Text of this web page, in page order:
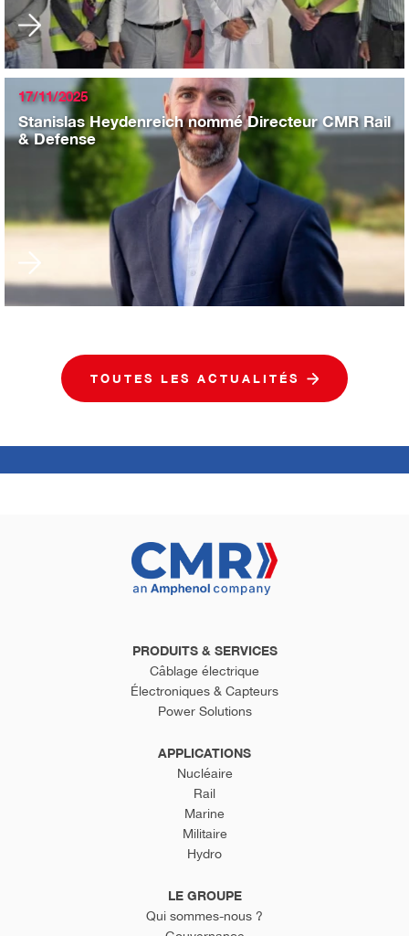
17/11/2025
Stanislas Heydenreich nommé Directeur CMR Rail
& Defense
TOUTES LES ACTUALITÉS
PRODUITS & SERVICES
Câblage électrique
Électroniques & Capteurs
Power Solutions
APPLICATIONS
Nucléaire
Rail
Marine
Militaire
Hydro
LE GROUPE
Qui sommes-nous ?